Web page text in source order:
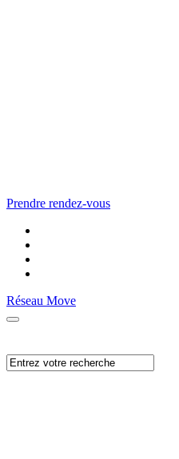
Prendre rendez-vous
Réseau Move